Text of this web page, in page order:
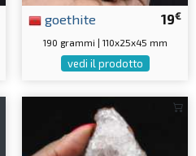
19€
goethite
190 grammi | 110x25x45 mm
vedi il prodotto